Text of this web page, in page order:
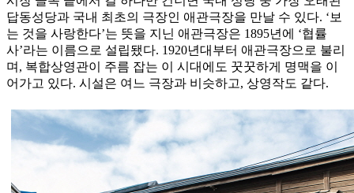
답동성당과 국내 최초의 극장인 애관극장을 만날 수 있다. ‘보
는 것을 사랑한다’는 뜻을 지닌 애관극장은 1895년에 ‘협률
사’라는 이름으로 설립됐다. 1920년대부터 애관극장으로 불리
며, 복합상영관이 주름 잡는 이 시대에도 꿋꿋하게 명맥을 이
어가고 있다. 시설은 여느 극장과 비슷하고, 상영작도 같다.